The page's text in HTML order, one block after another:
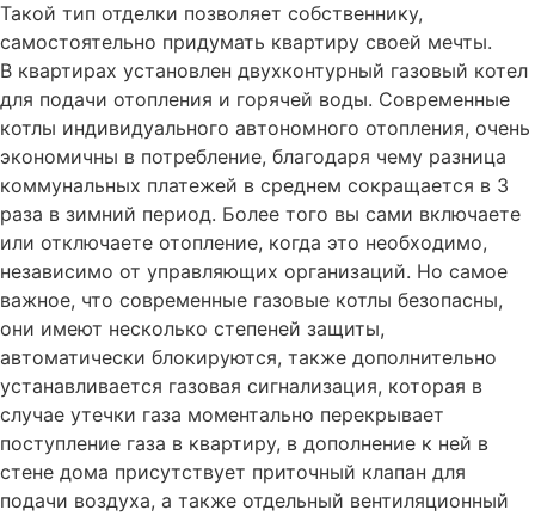
Такой тип отделки позволяет собственнику,
самостоятельно придумать квартиру своей мечты.
В квартирах установлен двухконтурный газовый котел
для подачи отопления и горячей воды. Современные
котлы индивидуального автономного отопления, очень
экономичны в потребление, благодаря чему разница
коммунальных платежей в среднем сокращается в 3
раза в зимний период. Более того вы сами включаете
или отключаете отопление, когда это необходимо,
независимо от управляющих организаций. Но самое
важное, что современные газовые котлы безопасны,
они имеют несколько степеней защиты,
автоматически блокируются, также дополнительно
устанавливается газовая сигнализация, которая в
случае утечки газа моментально перекрывает
поступление газа в квартиру, в дополнение к ней в
стене дома присутствует приточный клапан для
подачи воздуха, а также отдельный вентиляционный